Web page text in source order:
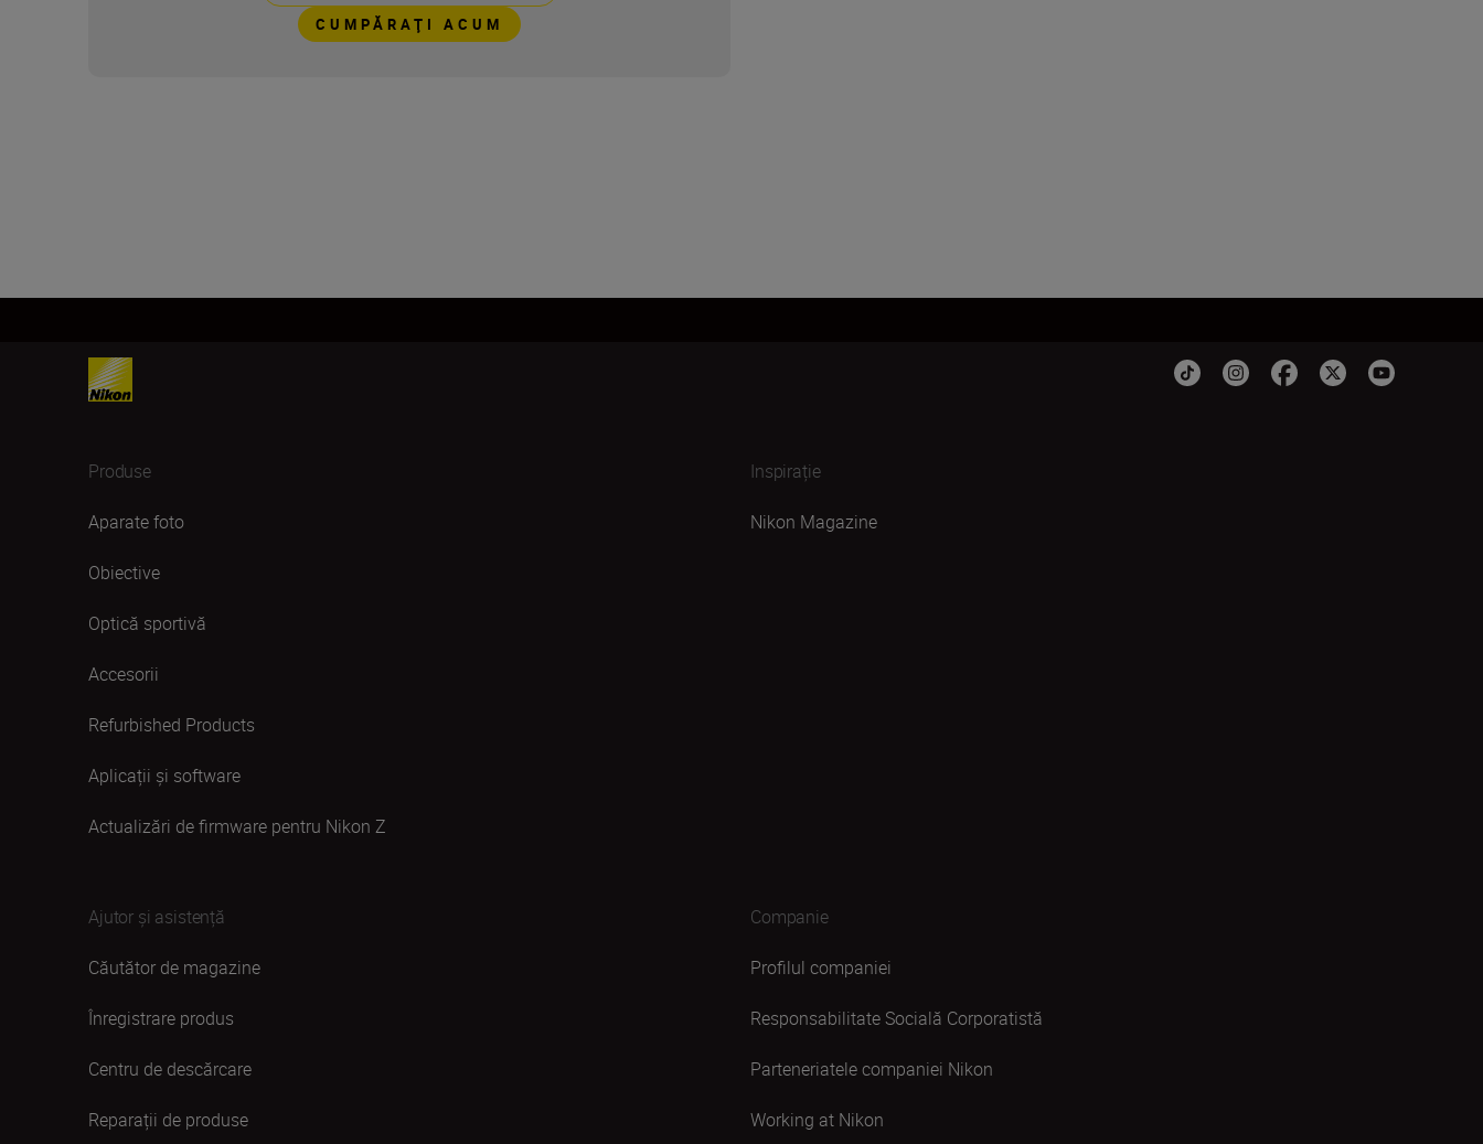
CUMPĂRAŢI ACUM
Produse
Aparate foto
Obiective
Optică sportivă
Accesorii
Refurbished Products
Aplicații și software
Actualizări de firmware pentru Nikon Z
Inspirație
Nikon Magazine
Ajutor și asistență
Căutător de magazine
Înregistrare produs
Centru de descărcare
Reparații de produse
Companie
Profilul companiei
Responsabilitate Socială Corporatistă
Parteneriatele companiei Nikon
Working at Nikon